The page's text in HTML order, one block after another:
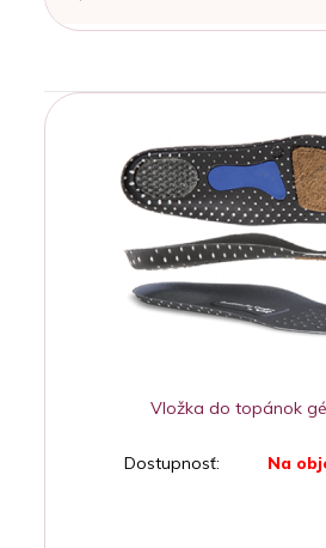
Vložka do topánok
Dostupnosť: Na